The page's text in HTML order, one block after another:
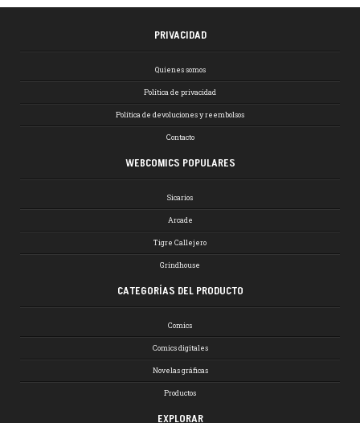
PRIVACIDAD
Quienes somos
Política de privacidad
Política de devoluciones y reembolsos
Contacto
WEBCOMICS POPULARES
Sicarios
Arcade
Tigre Callejero
Grindhouse
CATEGORÍAS DEL PRODUCTO
Comics
Comics digitales
Novelas gráficas
Productos
EXPLORAR